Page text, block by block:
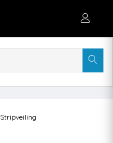
Stripveiling